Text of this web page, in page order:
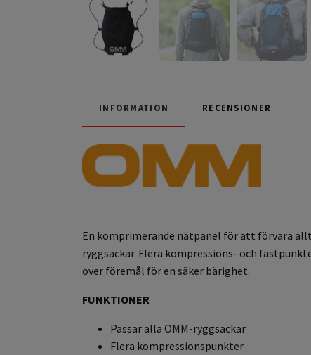
INFORMATION RECENSIONER
En komprimerande nätpanel för att förvara
ryggsäckar. Flera kompressions- och
över föremål för en säker bärighet.
FUNKTIONER
Passar alla OMM-ryggsäckar
Flera kompressionspunkter